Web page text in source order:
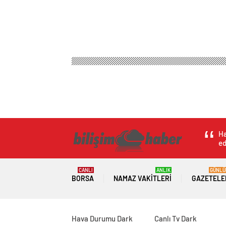
BORSA
CANLI
NAMAZ VAKITLERI
ANLIK
Hava Durumu Dark Canlı Tv Dark